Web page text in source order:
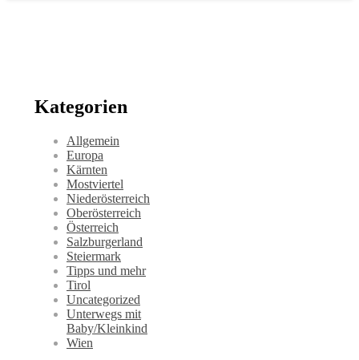
Kategorien
Allgemein
Europa
Kärnten
Mostviertel
Niederösterreich
Oberösterreich
Österreich
Salzburgerland
Steiermark
Tipps und mehr
Tirol
Uncategorized
Unterwegs mit
Baby/Kleinkind
Wien